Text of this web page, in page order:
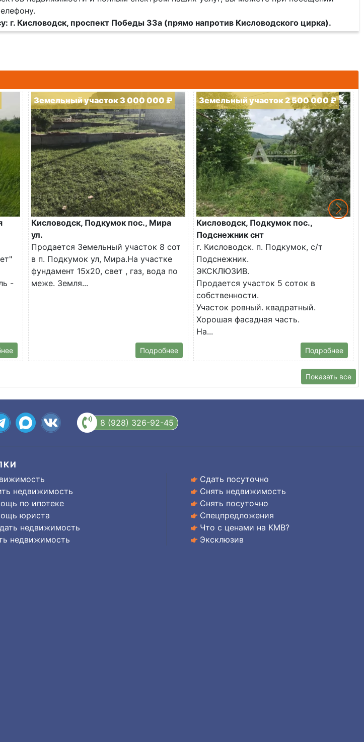
г. Кисловодск, проспект Победы 33а (прямо напротив Кисловодского цирка).
-
Земельный участок 3 000 000 ₽
Кисловодск, Подкумок пос., Мира
ул.
Продается Земельный участок 8 сот
в п. Подкумок ул, Мира.На участке
фундамент 15х20, свет , газ, вода по
меже. Земля...
Подробнее
Земельный участок 2 500 000 ₽
Кисловодск, Подкумок пос.,
Подснежник снт
г. Кисловодск. п. Подкумок, с/т
Подснежник.
ЭКСКЛЮЗИВ.
Продается участок 5 соток в
собственности.
Участок ровный. квадратный.
Хорошая фасадная часть.
На...
Подробнее
Показать все
8 (928) 326-92-45
недвижимость
по ипотеке
юриста
недвижимость
недвижимость
Сдать посуточно
Снять недвижимость
Снять посуточно
Спецпредложения
Что с ценами на КМВ?
Эксклюзив